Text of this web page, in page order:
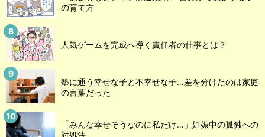
の育て方
人気ゲームを完成へ導く責任者の仕事とは？
塾に通う幸せな子と不幸せな子…差を分けたのは家庭
の言葉だった
「みんな幸せそうなのに私だけ…」妊娠中の孤独への
対処法